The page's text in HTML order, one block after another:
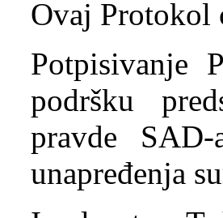
Ovaj Protokol
Potpisivanje
podršku
pravde
unapređenja